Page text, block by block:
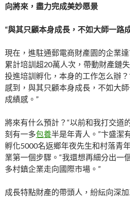
向將來，盡力完成美妙愿景
“與其只顧本身成長，不如大師一路
現在，進駐通郵電商財產園的企業
累計培訓超20萬人次，帶動財產鏈
投進培訓孵化，本身的工作怎么辦
感到，與其只顧本身成長，不如大
成績感。”
將來有什么預計？“以前和我打交道
刻有一多包養半是年青人。”卞盛潔
孵化5000名返鄉年夜先生和村落青
業第一個步驟。“我還想再細分出一
多村鎮企業走向國際市場。”
成長特點財產的帶頭人，紛紜向深